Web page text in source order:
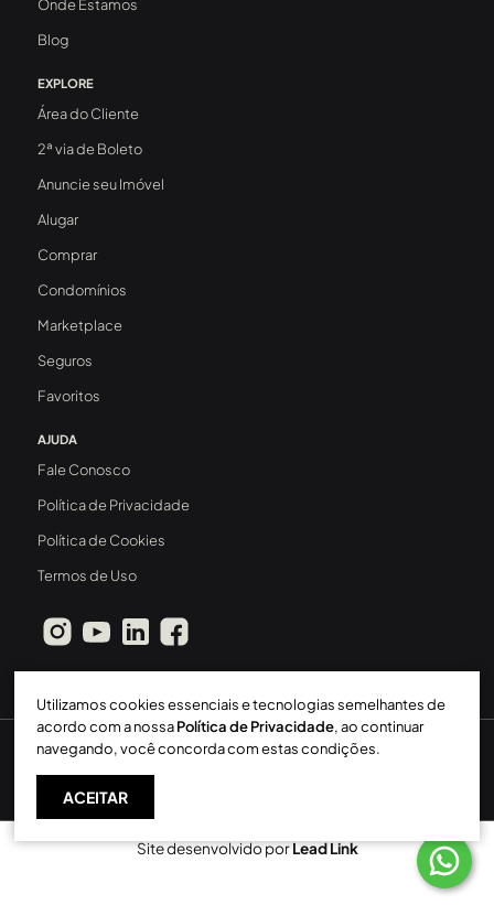
Onde Estamos
Blog
EXPLORE
Área do Cliente
2ª via de Boleto
Anuncie seu Imóvel
Alugar
Comprar
Condomínios
Marketplace
Seguros
Favoritos
AJUDA
Fale Conosco
Política de Privacidade
Política de Cookies
Termos de Uso
Sperinde Gestão Imobiliária LTDA - CRECI: 411J - 2026 ©
Todos os direitos reservados
Site desenvolvido porLead Link
Utilizamos cookies essenciais e tecnologias semelhantes de
acordo com a nossaPolítica de Privacidade, ao continuar
navegando, você concorda com estas condições.
ACEITAR